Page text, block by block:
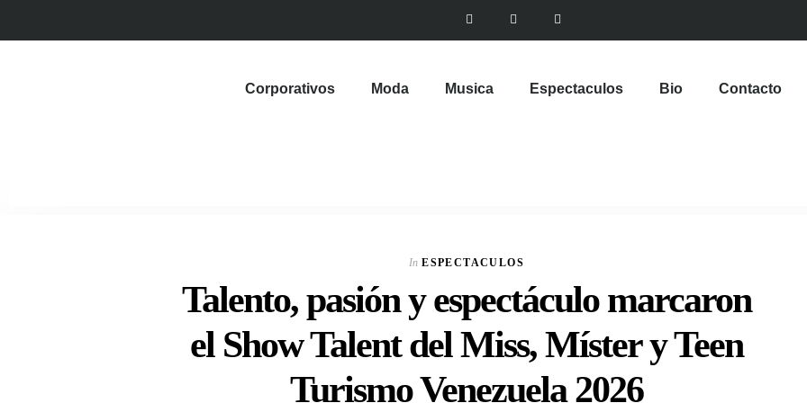
Corporativos Moda Musica Espectaculos Bio Contacto
In ESPECTACULOS
Talento, pasión y espectáculo marcaron
el Show Talent del Miss, Míster y Teen
Turismo Venezuela 2026